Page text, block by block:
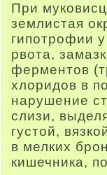
При
землистая
гипотрофии
рвота,
ферментов
хлоридов в
нарушение
слизи,
густой,
в мелких
кишечника,